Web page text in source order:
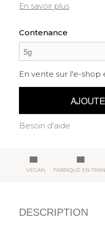
En savoir plus
Contenance
En vente sur l'e-
Besoin d'aide
VEGAN FABRIQUÉ EN
DESCRIPTION